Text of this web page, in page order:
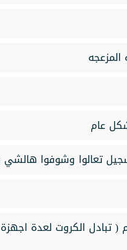
عام
تعالوا وشوفوا هالشي
( تبادل الكروت لعدة